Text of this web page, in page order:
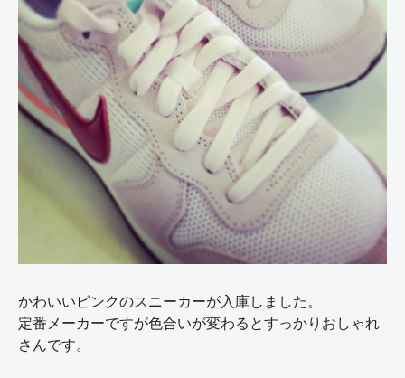
かわいいピンクのスニーカーが入庫しました。
定番メーカーですが色合いが変わるとすっかりおしゃれ
さんです。